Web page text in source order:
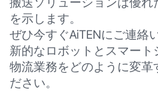
を示します。
ぜひ今すぐAiTENにご連絡
新的なロボットとスマート
物流業務をどのように変革
ださい。